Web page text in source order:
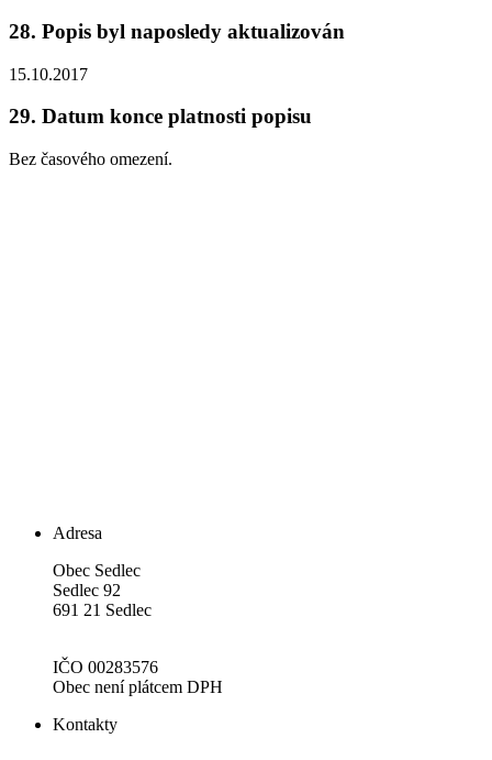
28. Popis byl naposledy aktualizován
15.10.2017
29. Datum konce platnosti popisu
Bez časového omezení.
Adresa
Obec Sedlec
Sedlec 92
691 21 Sedlec
IČO 00283576
Obec není plátcem DPH
Kontakty